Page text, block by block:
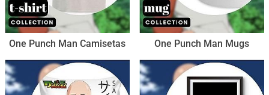
One Punch Man Camisetas One Punch Man Mugs